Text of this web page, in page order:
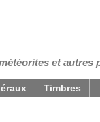
et
Timbres